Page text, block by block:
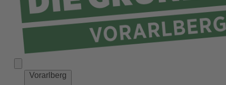
Vorarlberg